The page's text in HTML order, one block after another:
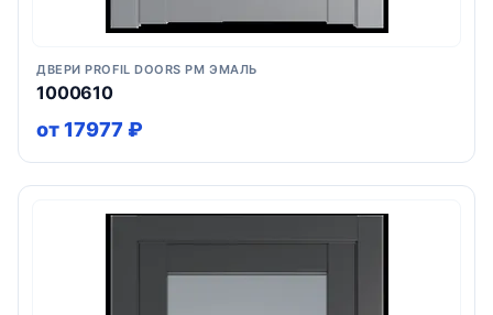
ДВЕРИ PROFIL DOORS PM ЭМАЛЬ
1000610
от 17977 ₽